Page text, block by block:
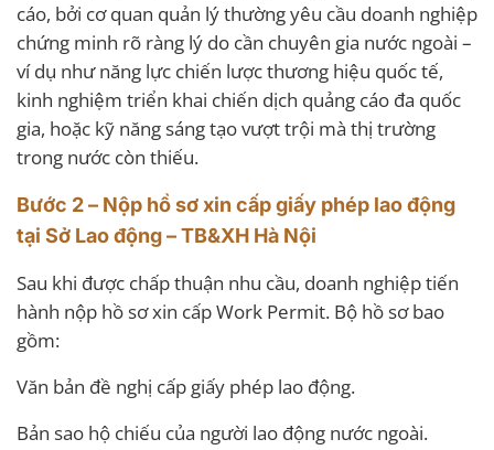
cáo, bởi cơ quan quản lý thường yêu cầu doanh nghiệp
chứng minh rõ ràng lý do cần chuyên gia nước ngoài –
ví dụ như năng lực chiến lược thương hiệu quốc tế,
kinh nghiệm triển khai chiến dịch quảng cáo đa quốc
gia, hoặc kỹ năng sáng tạo vượt trội mà thị trường
trong nước còn thiếu.
Bước 2 – Nộp hồ sơ xin cấp giấy phép lao động
tại Sở Lao động – TB&XH Hà Nội
Sau khi được chấp thuận nhu cầu, doanh nghiệp tiến
hành nộp hồ sơ xin cấp Work Permit. Bộ hồ sơ bao
gồm:
Văn bản đề nghị cấp giấy phép lao động.
Bản sao hộ chiếu của người lao động nước ngoài.